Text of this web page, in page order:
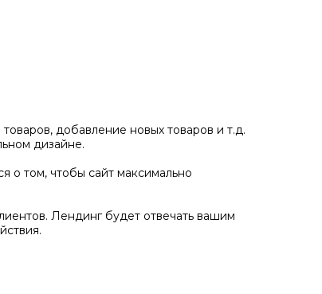
добавление новых товаров и т.д.
дизайне.
о том, чтобы сайт максимально
Лендинг будет отвечать вашим